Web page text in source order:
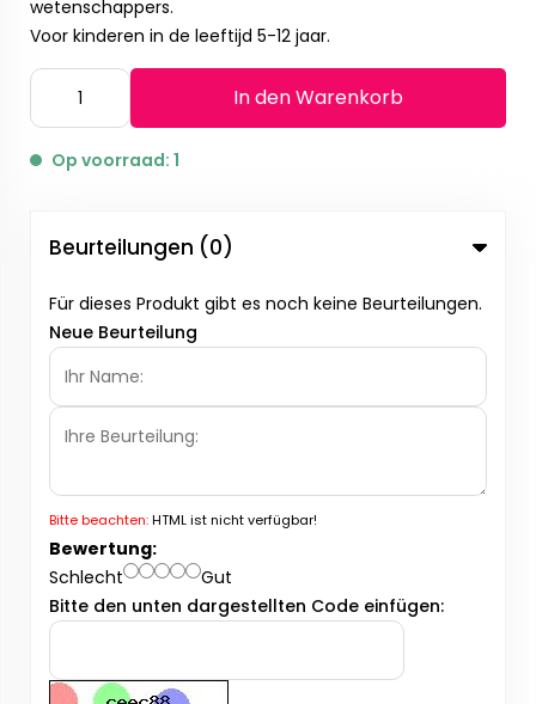
wetenschappers.
Voor kinderen in de leeftijd 5-12 jaar.
In den Warenkorb
Op voorraad: 1
Beurteilungen (0)
Für dieses Produkt gibt es noch keine Beurteilungen.
Neue Beurteilung
Bitte beachten:HTML ist nicht verfügbar!
Bewertung:
Schlecht
Gut
Bitte den unten dargestellten Code einfügen: